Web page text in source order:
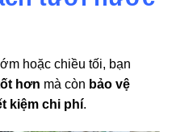
hoặc chiều tối, bạn
hơn mà còn bảo vệ
kiệm chi phí.